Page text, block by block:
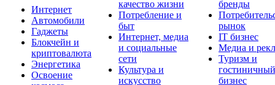
Интернет
Автомобили
Гаджеты
Блокчейн и
криптовалюта
Энергетика
Освоение
качество жизни
Потребление и
быт
Интернет, медиа
и социальные
сети
Культура и
искусство
бренды
рынок
IT бизнес
Медиа и
Туризм и
гостиничный
бизнес